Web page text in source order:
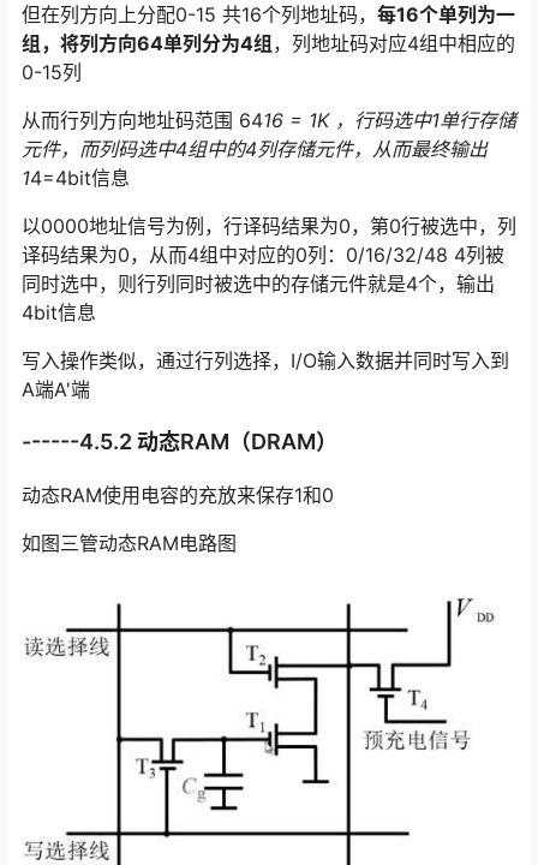
但在列方向上分配0-15 共16个列地址码， 每16个单列为一
组，将列方向64单列分为4组，列地址码对应4组中相应的
0-15列
从而行列方向地址码范围 6416 = 1K ，行码选中1单行存储
元件，而列码选中4组中的4列存储元件，从而最终输出
14=4bit信息
以0000地址信号为例，行译码结果为0，第0行被选中，列
译码结果为0，从而4组中对应的0列：0/16/32/48 4列被
同时选中，则行列同时被选中的存储元件就是4个，输出
4bit信息
写入操作类似，通过行列选择，I/O输入数据并同时写入到
A端A'端
------4.5.2 动态RAM（DRAM）
动态RAM使用电容的充放来保存1和0
如图三管动态RAM电路图